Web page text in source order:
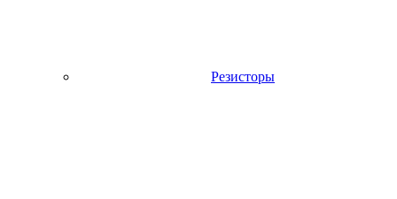
Резисторы